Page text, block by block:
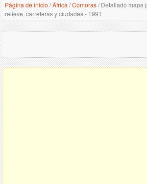
Página de inicio /África /Comoras/Detallado mapa
relieve, carreteras y ciudades - 1991